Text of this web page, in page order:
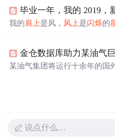
毕业一年，我的 2019，
我的肩上是风， 风上是闪烁的
发接近了，增强了面对困难的
某油气集团将运行十余年的国
说点什么…